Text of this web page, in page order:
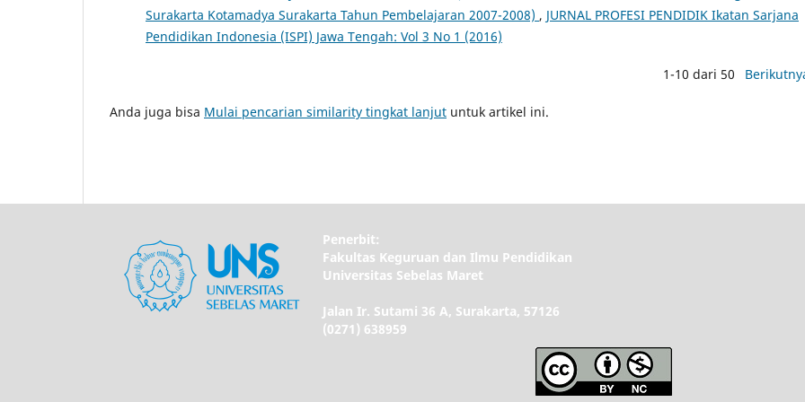
Surakarta Kotamadya Surakarta Tahun Pembelajaran 2007-2008) , JURNAL PROFESI PENDIDIK Ikatan Sarjana
Pendidikan Indonesia (ISPI) Jawa Tengah: Vol 3 No 1 (2016)
1-10 dari 50
Anda juga bisa Mulai pencarian similarity tingkat lanjut untuk artikel ini.
Penerbit:
Fakultas Keguruan dan Ilmu Pendidikan
Universitas Sebelas Maret
Jalan Ir. Sutami 36 A, Surakarta, 57126
(0271) 638959